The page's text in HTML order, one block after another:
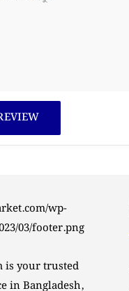
is your trusted
in Bangladesh,